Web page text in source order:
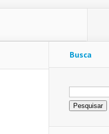
Busca
Pesquisar
por: